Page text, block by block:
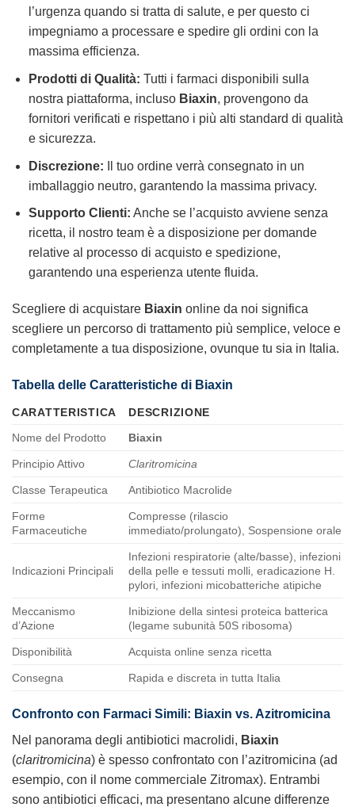
l’urgenza quando si tratta di salute, e per questo ci
impegniamo a processare e spedire gli ordini con la
massima efficienza.
Prodotti di Qualità: Tutti i farmaci disponibili sulla
nostra piattaforma, incluso Biaxin, provengono da
fornitori verificati e rispettano i più alti standard di qualità
e sicurezza.
Discrezione: Il tuo ordine verrà consegnato in un
imballaggio neutro, garantendo la massima privacy.
Supporto Clienti: Anche se l’acquisto avviene senza
ricetta, il nostro team è a disposizione per domande
relative al processo di acquisto e spedizione,
garantendo una esperienza utente fluida.
Scegliere di acquistare Biaxin online da noi significa
scegliere un percorso di trattamento più semplice, veloce e
completamente a tua disposizione, ovunque tu sia in Italia.
Tabella delle Caratteristiche di Biaxin
CARATTERISTICA
DESCRIZIONE
Nome del Prodotto
Biaxin
Principio Attivo Claritromicina
Classe Terapeutica Antibiotico Macrolide
Forme
Farmaceutiche
Compresse (rilascio
immediato/prolungato), Sospensione orale
Indicazioni Principali
Infezioni respiratorie (alte/basse), infezioni
della pelle e tessuti molli, eradicazione H.
pylori, infezioni micobatteriche atipiche
Meccanismo
d’Azione
Inibizione della sintesi proteica batterica
(legame subunità 50S ribosoma)
Disponibilità Acquista online senza ricetta
Consegna Rapida e discreta in tutta Italia
Confronto con Farmaci Simili: Biaxin vs. Azitromicina
Nel panorama degli antibiotici macrolidi, Biaxin
(claritromicina) è spesso confrontato con l’azitromicina (ad
esempio, con il nome commerciale Zitromax). Entrambi
sono antibiotici efficaci, ma presentano alcune differenze